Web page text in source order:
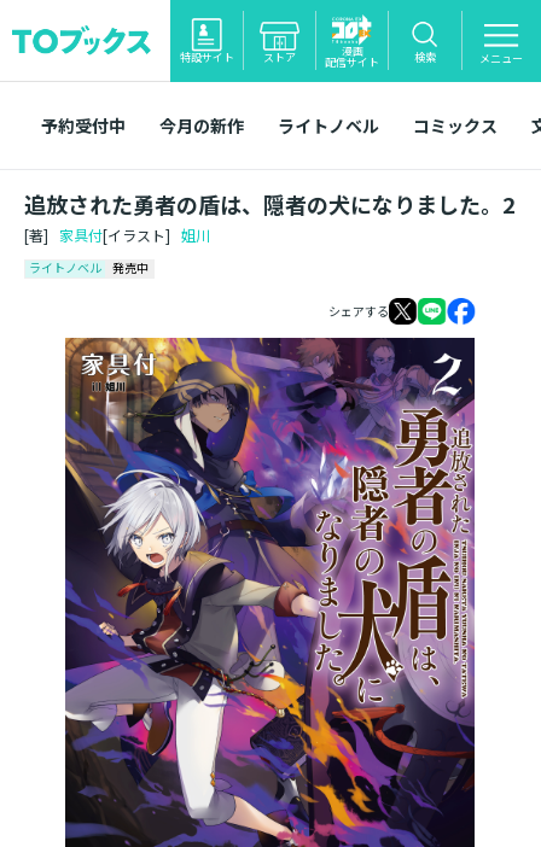
特設サイト ストア 漫画
配信サイト 検索 メニュー
予約受付中 今月の新作 ライトノベル コミックス
追放された勇者の盾は、隠者の犬になりました。2
[著] 家具付[イラスト] 姐川
ライトノベル 発売中
シェアする